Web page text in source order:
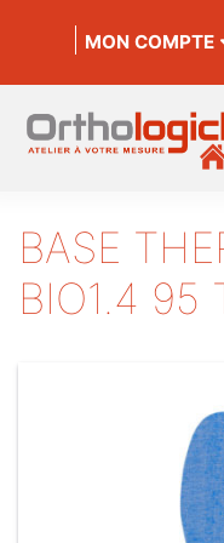
MON COMPTE
BASE
BIO1.4 95